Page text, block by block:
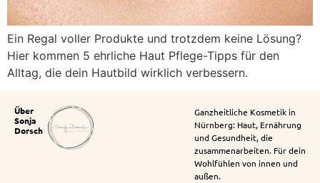
Ein Regal voller Produkte und trotzdem keine Lösung?
Hier kommen 5 ehrliche Haut Pflege-Tipps für den
Alltag, die dein Hautbild wirklich verbessern.
Über
Sonja
Dorsch
Ganzheitliche Kosmetik in
Nürnberg: Haut, Ernährung
und Gesundheit, die
zusammenarbeiten. Für dein
Wohlfühlen von innen und
außen.